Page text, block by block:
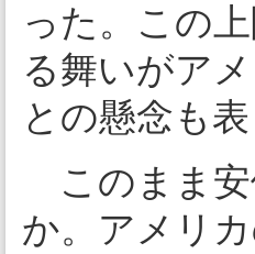
った。この
る舞いがア
との懸念も表
このまま安
か。アメリ